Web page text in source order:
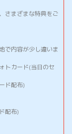
さまざまな特典をご
で内容が少し違いま
トカード(当日のセ
ド配布)
配布)